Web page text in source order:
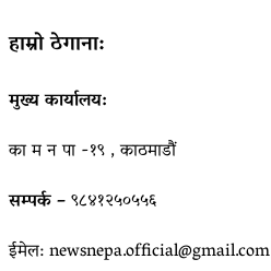
हाम्रो ठेगाना:
मुख्य कार्यालय:
का म न पा -१९ , काठमाडौं
सम्पर्क –९८४१२५०५५६
ईमेल: newsnepa.official@gmail.com